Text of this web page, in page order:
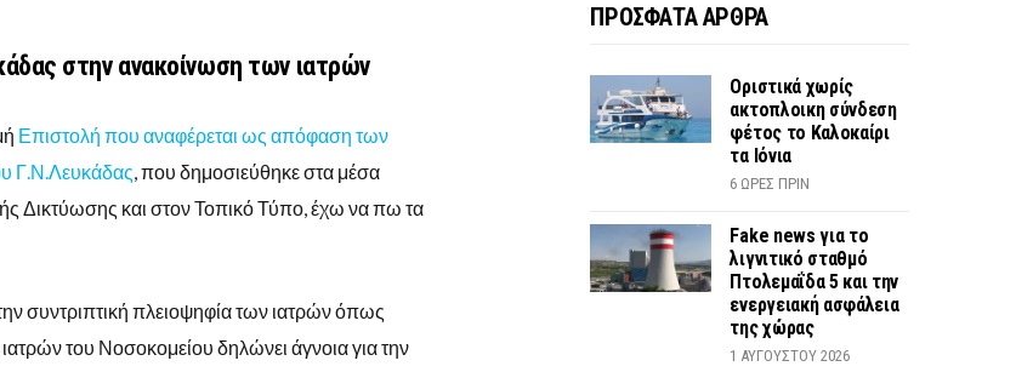
στην ανακοίνωση των ιατρών
Επιστολή που αναφέρεται ως απόφαση των
Γ.Ν.Λευκάδας , που δημοσιεύθηκε στα μέσα
Δικτύωσης και στον Τοπικό Τύπο, έχω να πω τα
συντριπτική πλειοψηφία των ιατρών όπως
του Νοσοκομείου δηλώνει άγνοια για την
ΠΡΟΣΦΑΤΑ ΑΡΘΡΑ
Οριστικά χωρίς
ακτοπλοικη σύνδεση
φέτος το Καλοκαίρι
τα Ιόνια
6 ΏΡΕΣ ΠΡΙΝ
Fake news για το
λιγνιτικό σταθμό
Πτολεμαΐδα 5 και την
ενεργειακή ασφάλεια
της χώρας
1 ΑΥΓΟΎΣΤΟΥ 2026